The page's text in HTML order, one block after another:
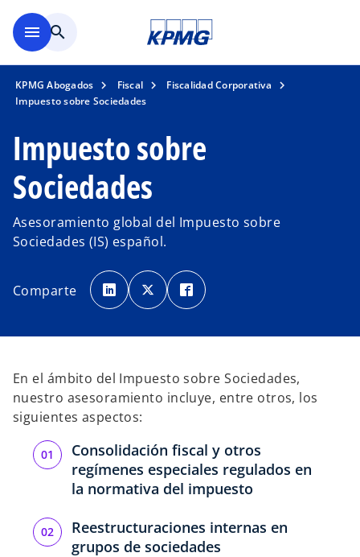
menu search
KPMG Abogados Fiscal
Fiscalidad Corporativa
Impuesto sobre Sociedades
Impuesto sobre
Sociedades
Asesoramiento global del Impuesto sobre
Sociedades (IS) español.
Comparte e
a
b
p
e
s
a
n
u
e
v
a
e
a
b
p
e
s
n
u
e
v
a
e
a
p
s
n
u
e
v
a
En el ámbito del Impuesto sobre Sociedades,
nuestro asesoramiento incluye, entre otros, los
siguientes aspectos:
Consolidación fiscal y otros
regímenes especiales regulados en
la normativa del impuesto
Reestructuraciones internas en
grupos de sociedades